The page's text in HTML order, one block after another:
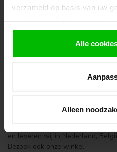
verzameld op basis van uw
gebruiken.
Alle
Alleen
Bezoek
Houthandel van Gelder is
en leveren wij in Nederland,
Bezoek ook onze winkel.